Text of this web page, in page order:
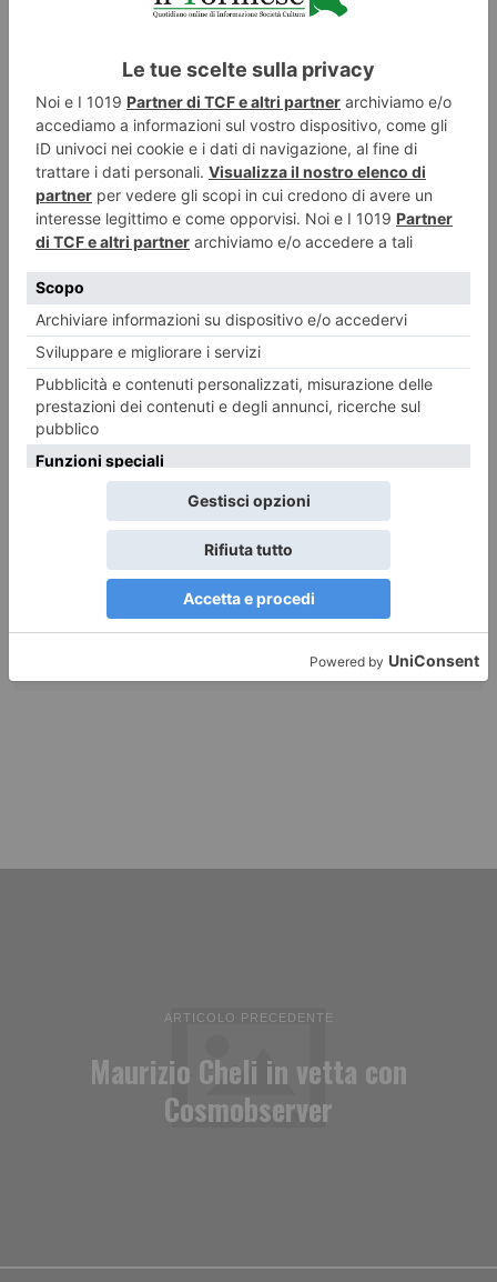
(nel Salone delle Guardie Svizzere chiude il 3
giugno 2018)
Leggi qui le ultime notizie: IL TORINESE
UN FILO CAPACE DI UNIRE TRE PRESTIGIOSE SEDI ESPOSITIVE (
MUSEO EGIZIO FONDAZIONE SANDRETTO RE REBAUDENGO E MUSEI R
EALI) E I REPERTI DEL PASSATO CON OPERE CONTEMPORANEE
REDAZIONE IL TORINESE
POST RECENTI
ARTICOLO PRECEDENTE
Maurizio Cheli in vetta con
Cosmobserver